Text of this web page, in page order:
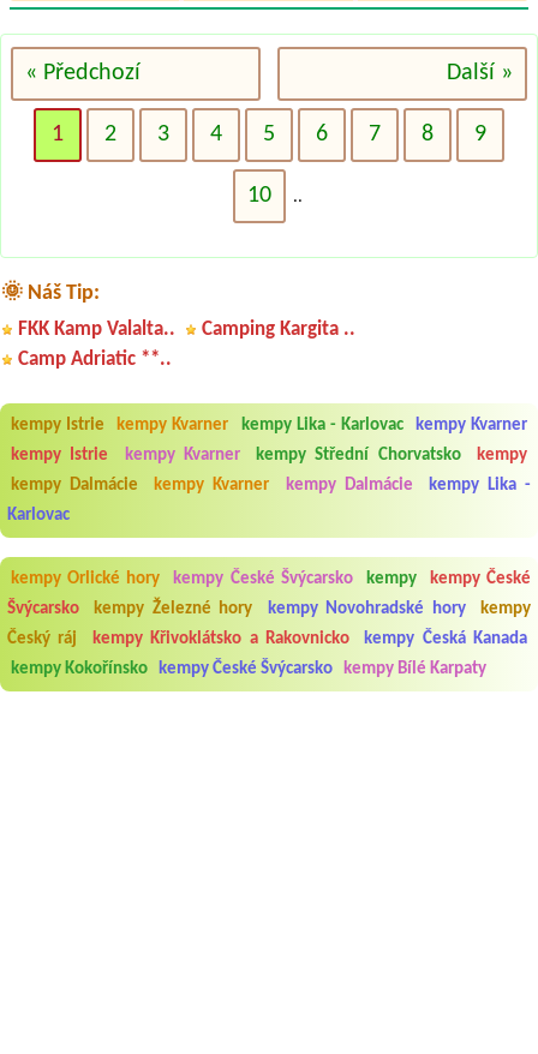
« Předchozí Další »
1 2 3 4 5 6 7 8 9
10 ..
🌞 Náš Tip:
FKK Kamp Valalta..
Camping Kargita ..
Camp Adriatic **..
kempy Istrie kempy Kvarner kempy Lika - Karlovac
kempy Kvarner
kempy Istrie
kempy Kvarner kempy Střední Chorvatsko
kempy
kempy Dalmácie
kempy Kvarner kempy Dalmácie
kempy Lika -
Karlovac
kempy Orlické hory kempy České Švýcarsko kempy
kempy České
Švýcarsko
kempy Železné hory kempy Novohradské hory
kempy
Český ráj
kempy Křivoklátsko a Rakovnicko
kempy Česká Kanada
kempy Kokořínsko kempy České Švýcarsko kempy Bílé Karpaty